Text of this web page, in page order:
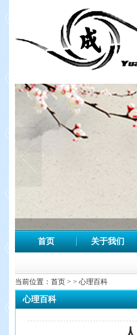
首页 关于我们
当前位置： 首页 > > 心理百科
心理百科